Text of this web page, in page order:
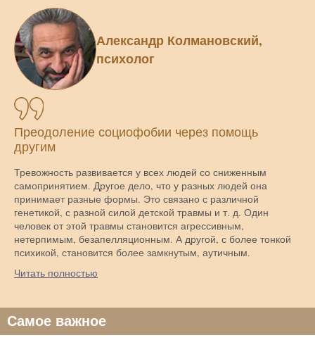
Самое важное
Александр Колмановский,
психолог
Преодоление социофобии через помощь
другим
Тревожность развивается у всех людей со сниженным
самопринятием. Другое дело, что у разных людей она
принимает разные формы. Это связано с различной
генетикой, с разной силой детской травмы и т. д. Один
человек от этой травмы становится агрессивным,
нетерпимым, безапелляционным. А другой, с более тонкой
психикой, становится более замкнутым, аутичным.
Читать полностью